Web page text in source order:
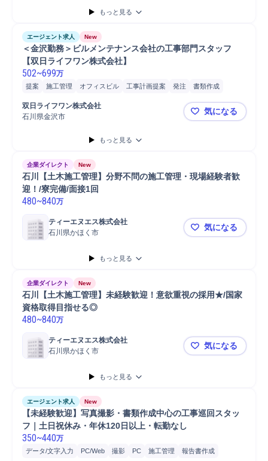
もっと見る
エージェント求人 New
＜金沢勤務＞ビルメンテナンス会社の工事部門スタッフ
【双日ライフワン株式会社】
502~699万
提案 施工管理 オフィスビル 工事計画提案 発注 書類作成
双日ライフワン株式会社
石川県金沢市
＜金沢勤務
気になる
もっと見る
企業ダイレクト New
石川【土木施工管理】分野不問の施工管理・現場経験者歓
迎！/寮完備/面接1回
480~840万
ティーエヌエス株式会社
石川県かほく市
石川【土木
気になる
もっと見る
企業ダイレクト New
石川【土木施工管理】未経験歓迎！意欲重視の採用★/国家
資格取得目指せる◎
480~840万
ティーエヌエス株式会社
石川県かほく市
石川【土木
気になる
もっと見る
エージェント求人 New
【未経験歓迎】写真撮影・書類作成中心の工事巡回スタッ
フ｜土日祝休み・年休120日以上・転勤なし
350~440万
データ/文字入力 PC/Web 撮影 PC 施工管理
報告書作成